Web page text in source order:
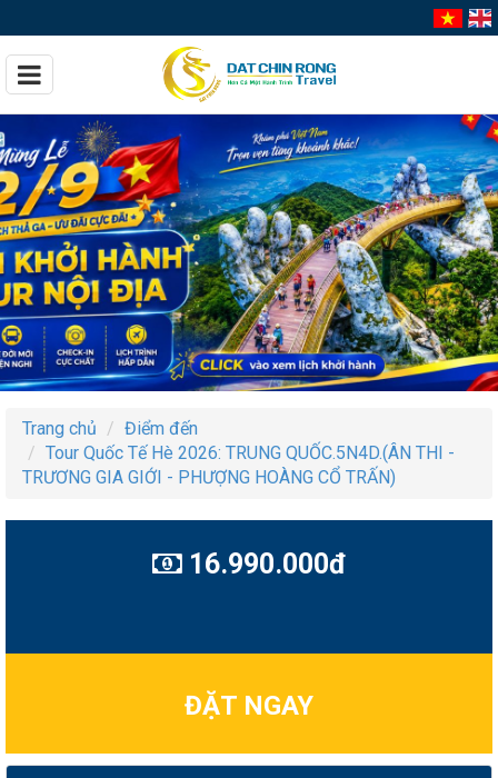
Trang chủ
Điểm đến
Tour Quốc Tế Hè 2026: TRUNG QUỐC.5N4D.(ÂN THI -
TRƯƠNG GIA GIỚI - PHƯỢNG HOÀNG CỔ TRẤN)
16.990.000đ
ĐẶT NGAY